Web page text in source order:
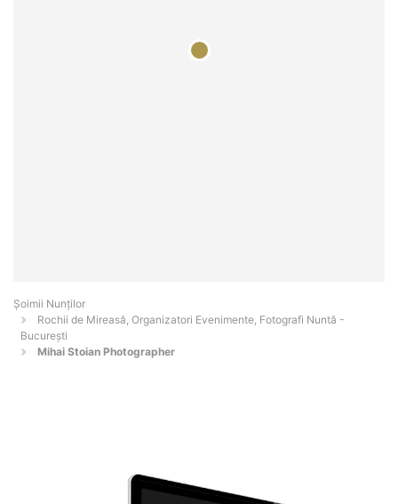
Șoimii Nunților
Rochii de Mireasă, Organizatori Evenimente, Fotografi Nuntă -
Bucureşti
Mihai Stoian Photographer